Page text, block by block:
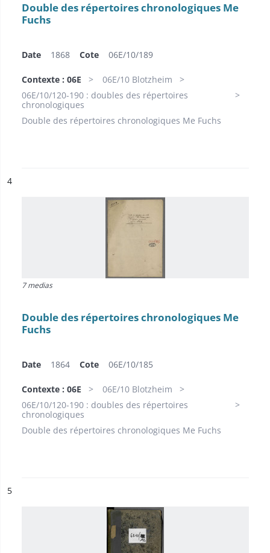
Double des répertoires chronologiques Me
Fuchs
Date 1868 Cote 06E/10/189
Contexte : 06E
06E/10 Blotzheim
06E/10/120-190 : doubles des répertoires
chronologiques
Double des répertoires chronologiques Me Fuchs
n°
4
7 medias
Double des répertoires chronologiques Me
Fuchs
Date 1864 Cote 06E/10/185
Contexte : 06E
06E/10 Blotzheim
06E/10/120-190 : doubles des répertoires
chronologiques
Double des répertoires chronologiques Me Fuchs
n°
5